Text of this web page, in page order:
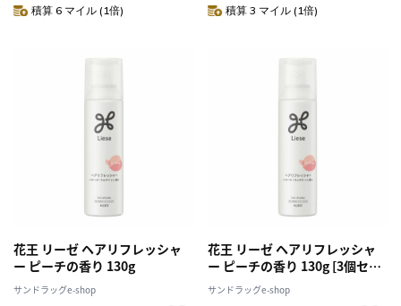
積算 6 マイル (1倍) 積算 3 マイル (1倍)
花王 リーゼ ヘアリフレッシャ
ー ピーチの香り 130g
サンドラッグe-shop
花王 リーゼ ヘアリフレッシャ
ー ピーチの香り 130g [3個セッ
ト]
サンドラッグe-shop